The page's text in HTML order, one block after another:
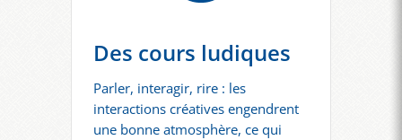
Des cours ludiques
Parler, interagir, rire : les
interactions créatives engendrent
une bonne atmosphère, ce qui